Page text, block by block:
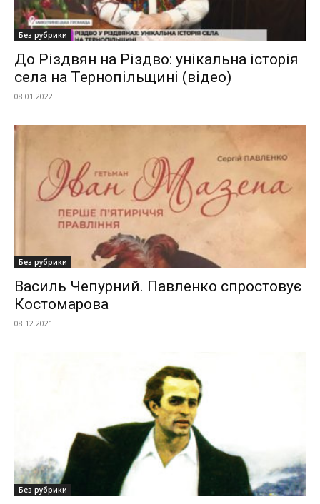
Без рубрики
До Різдвян на Різдво: унікальна історія
села на Тернопільщині (відео)
08.01.2022
Без рубрики
Василь Чепурний. Павленко спростовує
Костомарова
08.12.2021
Без рубрики